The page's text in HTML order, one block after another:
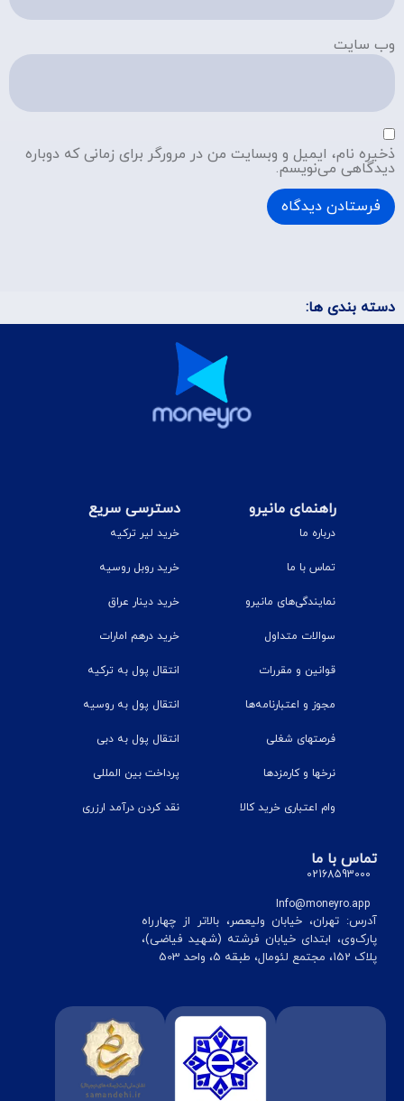
وب‌ سایت
ذخیره نام، ایمیل و وبسایت من در مرورگر برای زمانی که دوباره
دیدگاهی می‌نویسم.
دسته بندی ها:
راهنمای مانیرو
درباره ما
تماس با ما
نمایندگی‌های مانیرو
سوالات متداول
قوانین و مقررات
مجوز و اعتبارنامه‌ها
فرصتهای شغلی
نرخ‎ها و کارمزدها
وام اعتباری خرید کالا
دسترسی سریع
خرید لیر ترکیه
خرید روبل روسیه
خرید دینار عراق
خرید درهم امارات
انتقال پول به ترکیه
انتقال پول به روسیه
انتقال پول به دبی
پرداخت بین المللی
نقد کردن درآمد ارزری
تماس با ما
02168593000
Info@moneyro.app
آدرس: تهران، خیابان ولیعصر، بالاتر از چهارراه
پارک‌وی، ابتدای خیابان فرشته (شهید فیاضی)،
پلاک 152، مجتمع لئومال، طبقه 5، واحد 503